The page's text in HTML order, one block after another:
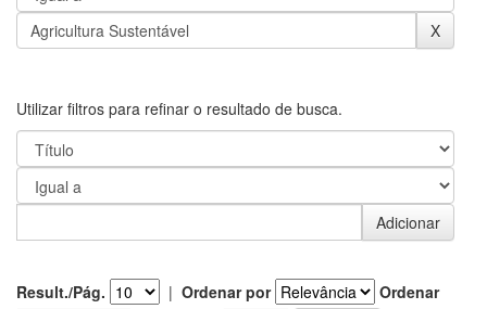
Utilizar filtros para refinar o resultado de busca.
Result./Pág. | Ordenar por
Ordenar